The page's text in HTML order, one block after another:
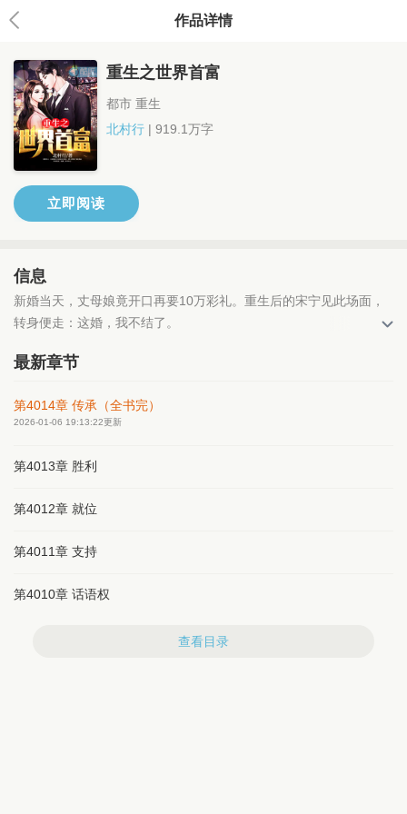
作品详情
重生之世界首富
都市 重生
北村行 | 919.1万字
立即阅读
信息
新婚当天，丈母娘竟开口再要10万彩礼。重生后的宋宁见此场面，
转身便走：这婚，我不结了。
最新章节
第4014章 传承（全书完）
2026-01-06 19:13:22更新
第4013章 胜利
第4012章 就位
第4011章 支持
第4010章 话语权
查看目录